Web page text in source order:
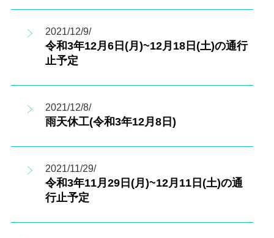
2021/12/9/
令和3年12月6日(月)~12月18日(土)の通行
止予定
2021/12/8/
雨天休工(令和3年12月8日)
2021/11/29/
令和3年11月29日(月)~12月11日(土)の通
行止予定